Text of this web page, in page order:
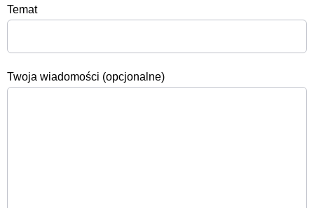
Temat
Twoja wiadomości (opcjonalne)